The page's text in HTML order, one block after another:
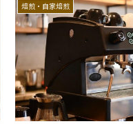
焙煎・自家焙煎